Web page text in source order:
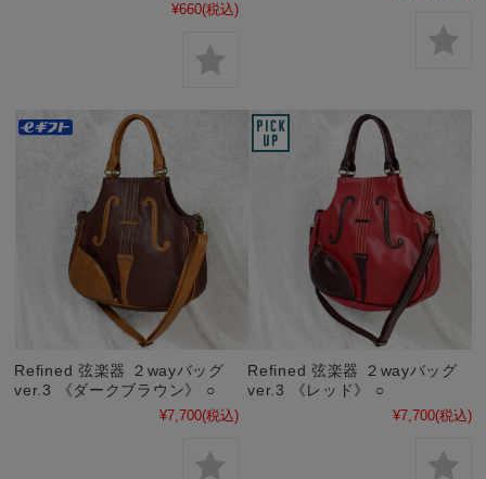
¥660(税込)
Refined 弦楽器 ２wayバッグ
ver.3 《ダークブラウン》 ○
¥7,700(税込)
Refined 弦楽器 ２wayバッグ
ver.3 《レッド》 ○
¥7,700(税込)